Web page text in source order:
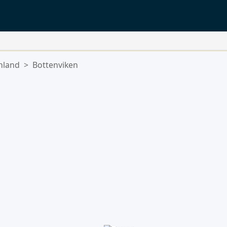
> Bottenviken